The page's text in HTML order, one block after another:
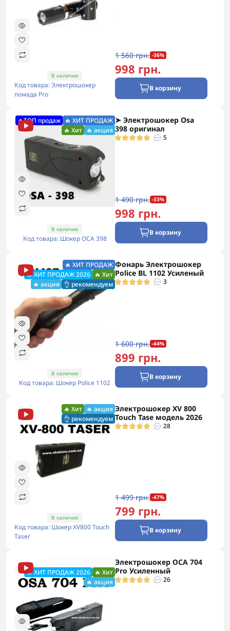
В наличии
Код товара: Электрошокер
помада Pro
1 560 грн. -36%
998 грн.
В корзину
🔥ТОП продаж 🔥 ХИТ ПРОДАЖ
🔥 Хит 🔥 акция
В наличии
Код товара: Шокер ОСА 398
➤ Электрошокер Osa
398 оригинал
5
1 490 грн. -33%
998 грн.
В корзину
🔥 ХИТ ПРОДАЖ
🔥 ХИТ ПРОДАЖ 2026 🔥 Хит
🔥 акция 👌 рекомендуем
В наличии
Код товара: Шокер Police 1102
Фонарь Электрошокер
Police BL 1102 Усиленый
3
1 600 грн. -44%
899 грн.
В корзину
🔥 Хит 🔥 акция
👌 рекомендуем
В наличии
Код товара: Шокер XV800 Touch
Taser
Электрошокер XV 800
Touch Tase модель 2026
28
1 499 грн. -47%
799 грн.
В корзину
🔥 ХИТ ПРОДАЖ 2026 🔥 Хит
🔥 акция
Электрошокер ОСА 704
Pro Усиленный
26